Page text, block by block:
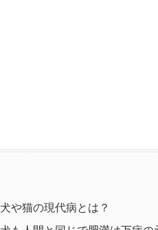
犬や猫の現代病とは？